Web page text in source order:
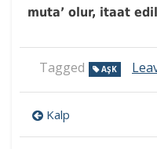
muta’ olur, itaat
Tagged AŞK
Yazı
Kalp